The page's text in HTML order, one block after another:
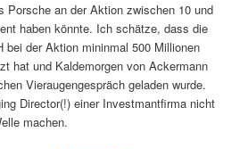
Porsche an der Aktion zwischen 10 und
haben könnte. Ich schätze, dass die
bei der Aktion mininmal 500 Millionen
hat und Kaldemorgen von Ackermann
Vieraugengespräch geladen wurde.
Director(!) einer Investmantfirma nicht
machen.